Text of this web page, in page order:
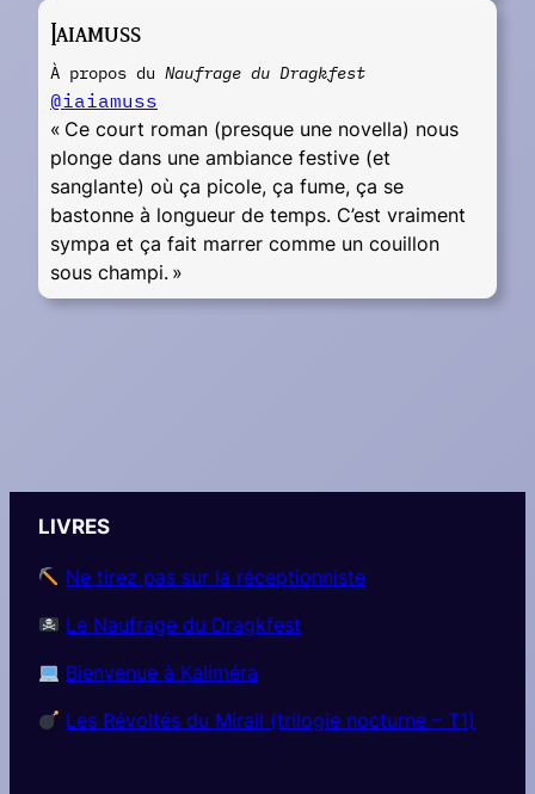
Iaiamuss
À propos du Naufrage du Dragkfest
@iaiamuss
« Ce court roman (presque une novella) nous
plonge dans une ambiance festive (et
sanglante) où ça picole, ça fume, ça se
bastonne à longueur de temps. C’est vraiment
sympa et ça fait marrer comme un couillon
sous champi. »
LIVRES
Ne tirez pas sur la réceptionniste
Le Naufrage du Dragkfest
Bienvenue à Kaliméra
Les Révoltés du Mirail (trilogie nocturne – T1)